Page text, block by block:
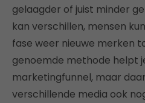
gelaagder of juist minder
kan verschillen, mensen
fase weer nieuwe merken
genoemde methode helpt
marketingfunnel, maar
verschillende media ook